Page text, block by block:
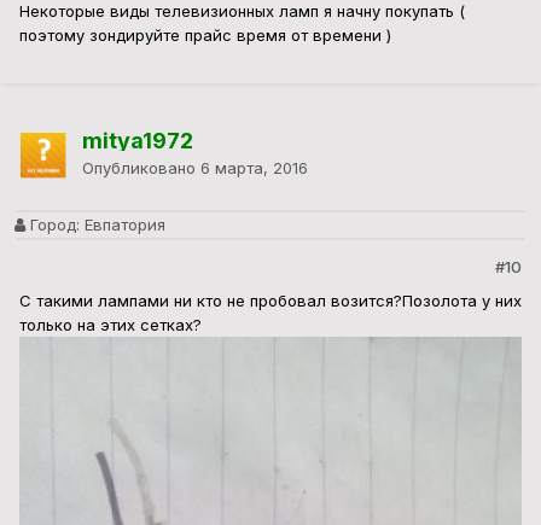
Некоторые виды телевизионных ламп я начну покупать (
поэтому зондируйте прайс время от времени )
mitya1972
Опубликовано 6 марта, 2016
Город: Евпатория
#10
С такими лампами ни кто не пробовал возится?Позолота у них
только на этих сетках?